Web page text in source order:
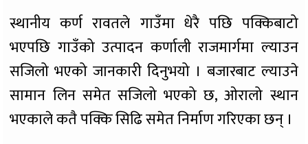
स्थानीय कर्ण रावतले गाउँमा धेरै पछि पक्किबाटो
भएपछि गाउँको उत्पादन कर्णाली राजमार्गमा ल्याउन
सजिलो भएको जानकारी दिनुभयो । बजारबाट ल्याउने
सामान लिन समेत सजिलो भएको छ, ओरालो स्थान
भएकाले कतै पक्कि सिढि समेत निर्माण गरिएका छन् ।